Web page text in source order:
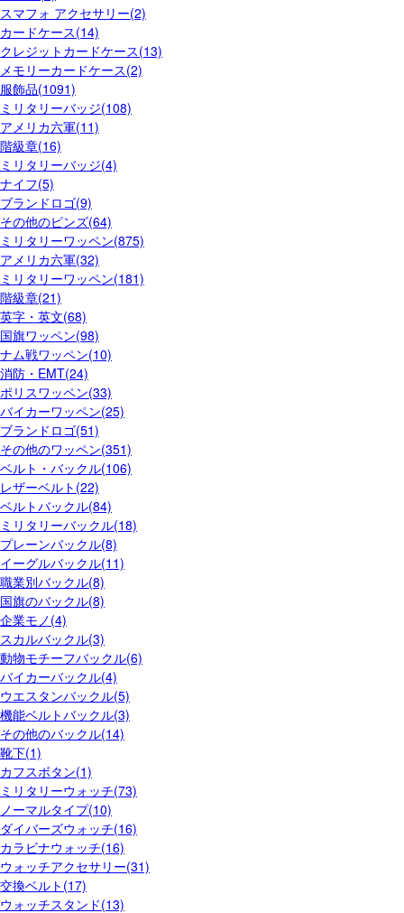
スマフォ アクセサリー(2)
カードケース(14)
クレジットカードケース(13)
メモリーカードケース(2)
服飾品(1091)
ミリタリーバッジ(108)
アメリカ六軍(11)
階級章(16)
ミリタリーバッジ(4)
ナイフ(5)
ブランドロゴ(9)
その他のピンズ(64)
ミリタリーワッペン(875)
アメリカ六軍(32)
ミリタリーワッペン(181)
階級章(21)
英字・英文(68)
国旗ワッペン(98)
ナム戦ワッペン(10)
消防・EMT(24)
ポリスワッペン(33)
バイカーワッペン(25)
ブランドロゴ(51)
その他のワッペン(351)
ベルト・バックル(106)
レザーベルト(22)
ベルトバックル(84)
ミリタリーバックル(18)
プレーンバックル(8)
イーグルバックル(11)
職業別バックル(8)
国旗のバックル(8)
企業モノ(4)
スカルバックル(3)
動物モチーフバックル(6)
バイカーバックル(4)
ウエスタンバックル(5)
機能ベルトバックル(3)
その他のバックル(14)
靴下(1)
カフスボタン(1)
ミリタリーウォッチ(73)
ノーマルタイプ(10)
ダイバーズウォッチ(16)
カラビナウォッチ(16)
ウォッチアクセサリー(31)
交換ベルト(17)
ウォッチスタンド(13)